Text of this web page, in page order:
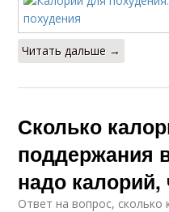
Читать дальше →
Сколько
поддержания
надо калорий,
Ответ на вопрос, сколько